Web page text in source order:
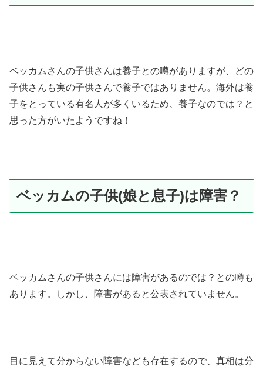
ベッカムさんの子供さんは養子との噂がありますが、どの
子供さんも実の子供さんで養子ではありません。海外は養
子をとっている有名人が多くいるため、養子なのでは？と
思った方がいたようですね！
ベッカムの子供(娘と息子)は障害？
ベッカムさんの子供さんには障害があるのでは？との噂も
あります。しかし、障害があると公表されていません。
目に見えて分からない障害なども存在するので、真相は分